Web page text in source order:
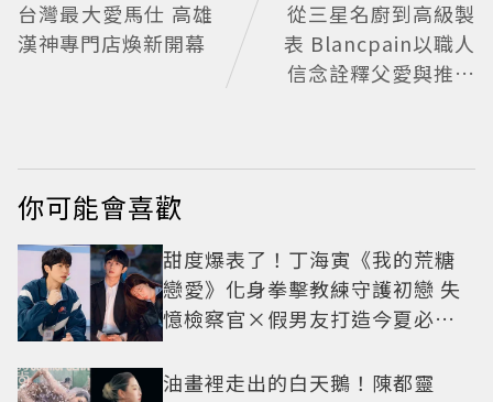
台灣最大愛馬仕 高雄
漢神專門店煥新開幕
從三星名廚到高級製
表 Blancpain以職人
信念詮釋父愛與推薦
你可能會喜歡
甜度爆表了！丁海寅《我的荒糖
戀愛》化身拳擊教練守護初戀 失
憶檢察官×假男友打造今夏必看
油畫裡走出的白天鵝！陳都靈